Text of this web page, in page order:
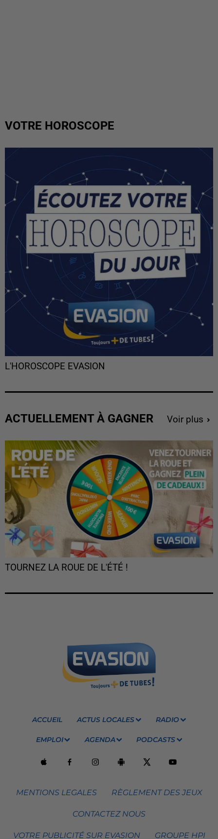
VOTRE HOROSCOPE
L'HOROSCOPE EVASION
ACTUELLEMENT À GAGNER Voir plus
TOURNEZ LA ROUE DE L'ÉTÉ !
ACCUEIL ACTUS LOCALES RADIO
EMPLOI AGENDA PODCASTS
MENTIONS LEGALES RÈGLEMENT DES JEUX
CONTACTEZ NOUS
VOTRE PUBLICITÉ SUR EVASION GROUPE HPI